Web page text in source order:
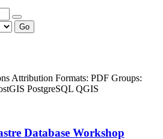
Go
Attribution Formats: PDF Groups:
PostgreSQL QGIS
Database Workshop